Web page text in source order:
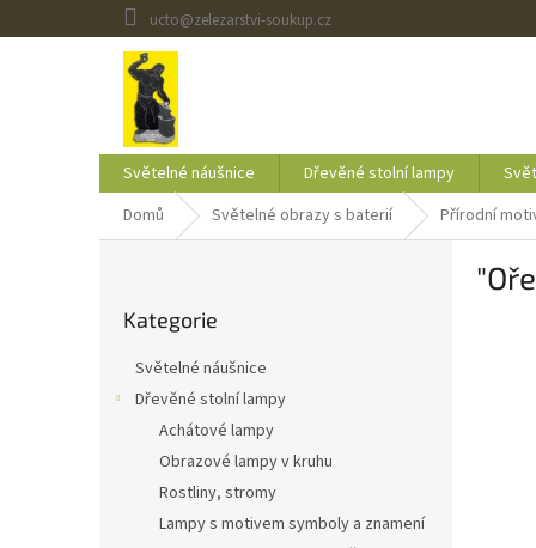
na
ucto@zelezarstvi-soukup.cz
Světelné náušnice Dřevěné stolní lampy
Domů
Světelné obrazy s baterií Přírodní
kategorie
Kategorie
Světelné náušnice
Dřevěné stolní lampy
Achátové lampy
Obrazové lampy v kruhu
Rostliny, stromy
Lampy s motivem symboly a znamení